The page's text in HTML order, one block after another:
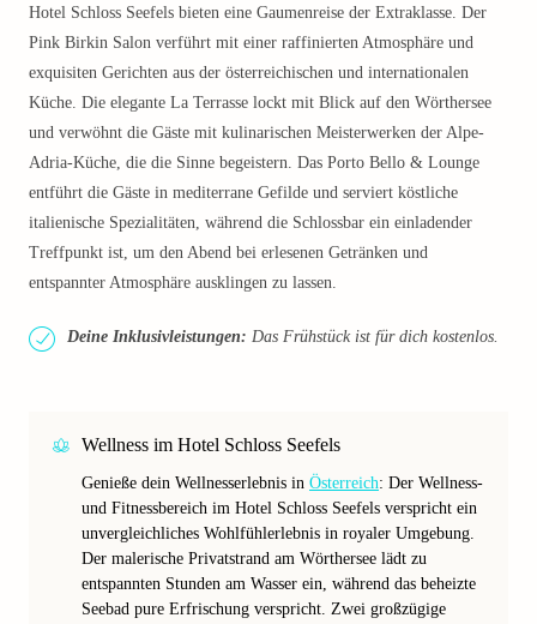
Hotel Schloss Seefels bieten eine Gaumenreise der Extraklasse. Der
Pink Birkin Salon verführt mit einer raffinierten Atmosphäre und
exquisiten Gerichten aus der österreichischen und internationalen
Küche. Die elegante La Terrasse lockt mit Blick auf den Wörthersee
und verwöhnt die Gäste mit kulinarischen Meisterwerken der Alpe-
Adria-Küche, die die Sinne begeistern. Das Porto Bello & Lounge
entführt die Gäste in mediterrane Gefilde und serviert köstliche
italienische Spezialitäten, während die Schlossbar ein einladender
Treffpunkt ist, um den Abend bei erlesenen Getränken und
entspannter Atmosphäre ausklingen zu lassen.
Deine Inklusivleistungen: Das Frühstück ist für dich kostenlos.
Wellness im Hotel Schloss Seefels
Genieße dein Wellnesserlebnis in Österreich: Der Wellness-
und Fitnessbereich im Hotel Schloss Seefels verspricht ein
unvergleichliches Wohlfühlerlebnis in royaler Umgebung.
Der malerische Privatstrand am Wörthersee lädt zu
entspannten Stunden am Wasser ein, während das beheizte
Seebad pure Erfrischung verspricht. Zwei großzügige